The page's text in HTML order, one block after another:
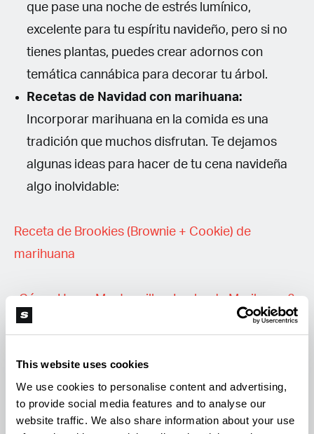
This website uses cookies
We use cookies to personalise content and advertising,
to provide social media features and to analyse our
website traffic. We also share information about your use
que pase una noche de estrés lumínico,
excelente para tu espíritu navideño, pero si no
tienes plantas, puedes crear adornos con
temática cannábica para decorar tu árbol.
Recetas de Navidad con marihuana:
Incorporar marihuana en la comida es una
tradición que muchos disfrutan. Te dejamos
algunas ideas para hacer de tu cena navideña
algo inolvidable:
Receta de Brookies (Brownie + Cookie) de
marihuana
¿Cómo Hacer Mantequilla y Leche de Marihuana?
marihuana